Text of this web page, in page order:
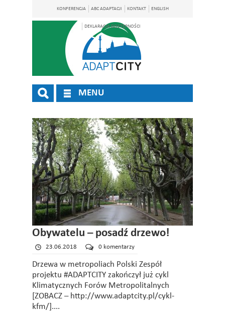
KONFERENCJA ABC ADAPTACJI KONTAKT ENGLISH
DEKLARACJA DOSTĘPNOŚCI
MENU
Obywatelu – posadź drzewo!
23.06.2018 0 komentarzy
Drzewa w metropoliach Polski Zespół
projektu #ADAPTCITY zakończył już cykl
Klimatycznych Forów Metropolitalnych
[ZOBACZ – http://www.adaptcity.pl/cykl-
kfm/]....